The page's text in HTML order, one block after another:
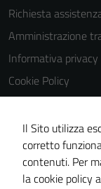
Richiesta
Amministrazione
Informativa privacy
Cookie Policy
Note legali
Dichiarazione di
Obiettivi di
Piano di
Il Sito utilizza
corretto
contenuti. Per
la cookie policy